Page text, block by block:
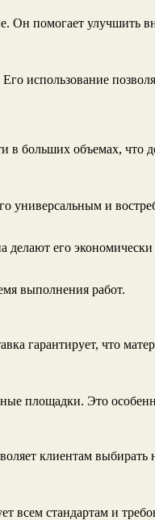
Он помогает улучшить
использование
в больших объемах, что
универсальным и
делают его
выполнения работ.
гарантирует, что
площадки. Это
клиентам выбирать
всем стандартам и